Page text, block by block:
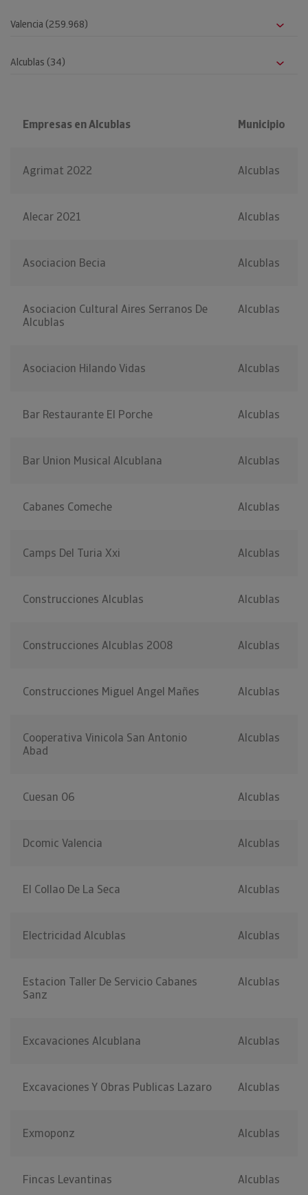
Empresas en Alcublas Municipio
Agrimat 2022 Alcublas
Alecar 2021 Alcublas
Asociacion Becia Alcublas
Asociacion Cultural Aires Serranos De
Alcublas
Alcublas
Asociacion Hilando Vidas Alcublas
Bar Restaurante El Porche Alcublas
Bar Union Musical Alcublana Alcublas
Cabanes Comeche Alcublas
Camps Del Turia Xxi Alcublas
Construcciones Alcublas Alcublas
Construcciones Alcublas 2008 Alcublas
Construcciones Miguel Angel Mañes Alcublas
Cooperativa Vinicola San Antonio
Abad
Alcublas
Cuesan 06 Alcublas
Dcomic Valencia Alcublas
El Collao De La Seca Alcublas
Electricidad Alcublas Alcublas
Estacion Taller De Servicio Cabanes
Sanz
Alcublas
Excavaciones Alcublana Alcublas
Excavaciones Y Obras Publicas Lazaro Alcublas
Exmoponz Alcublas
Fincas Levantinas Alcublas